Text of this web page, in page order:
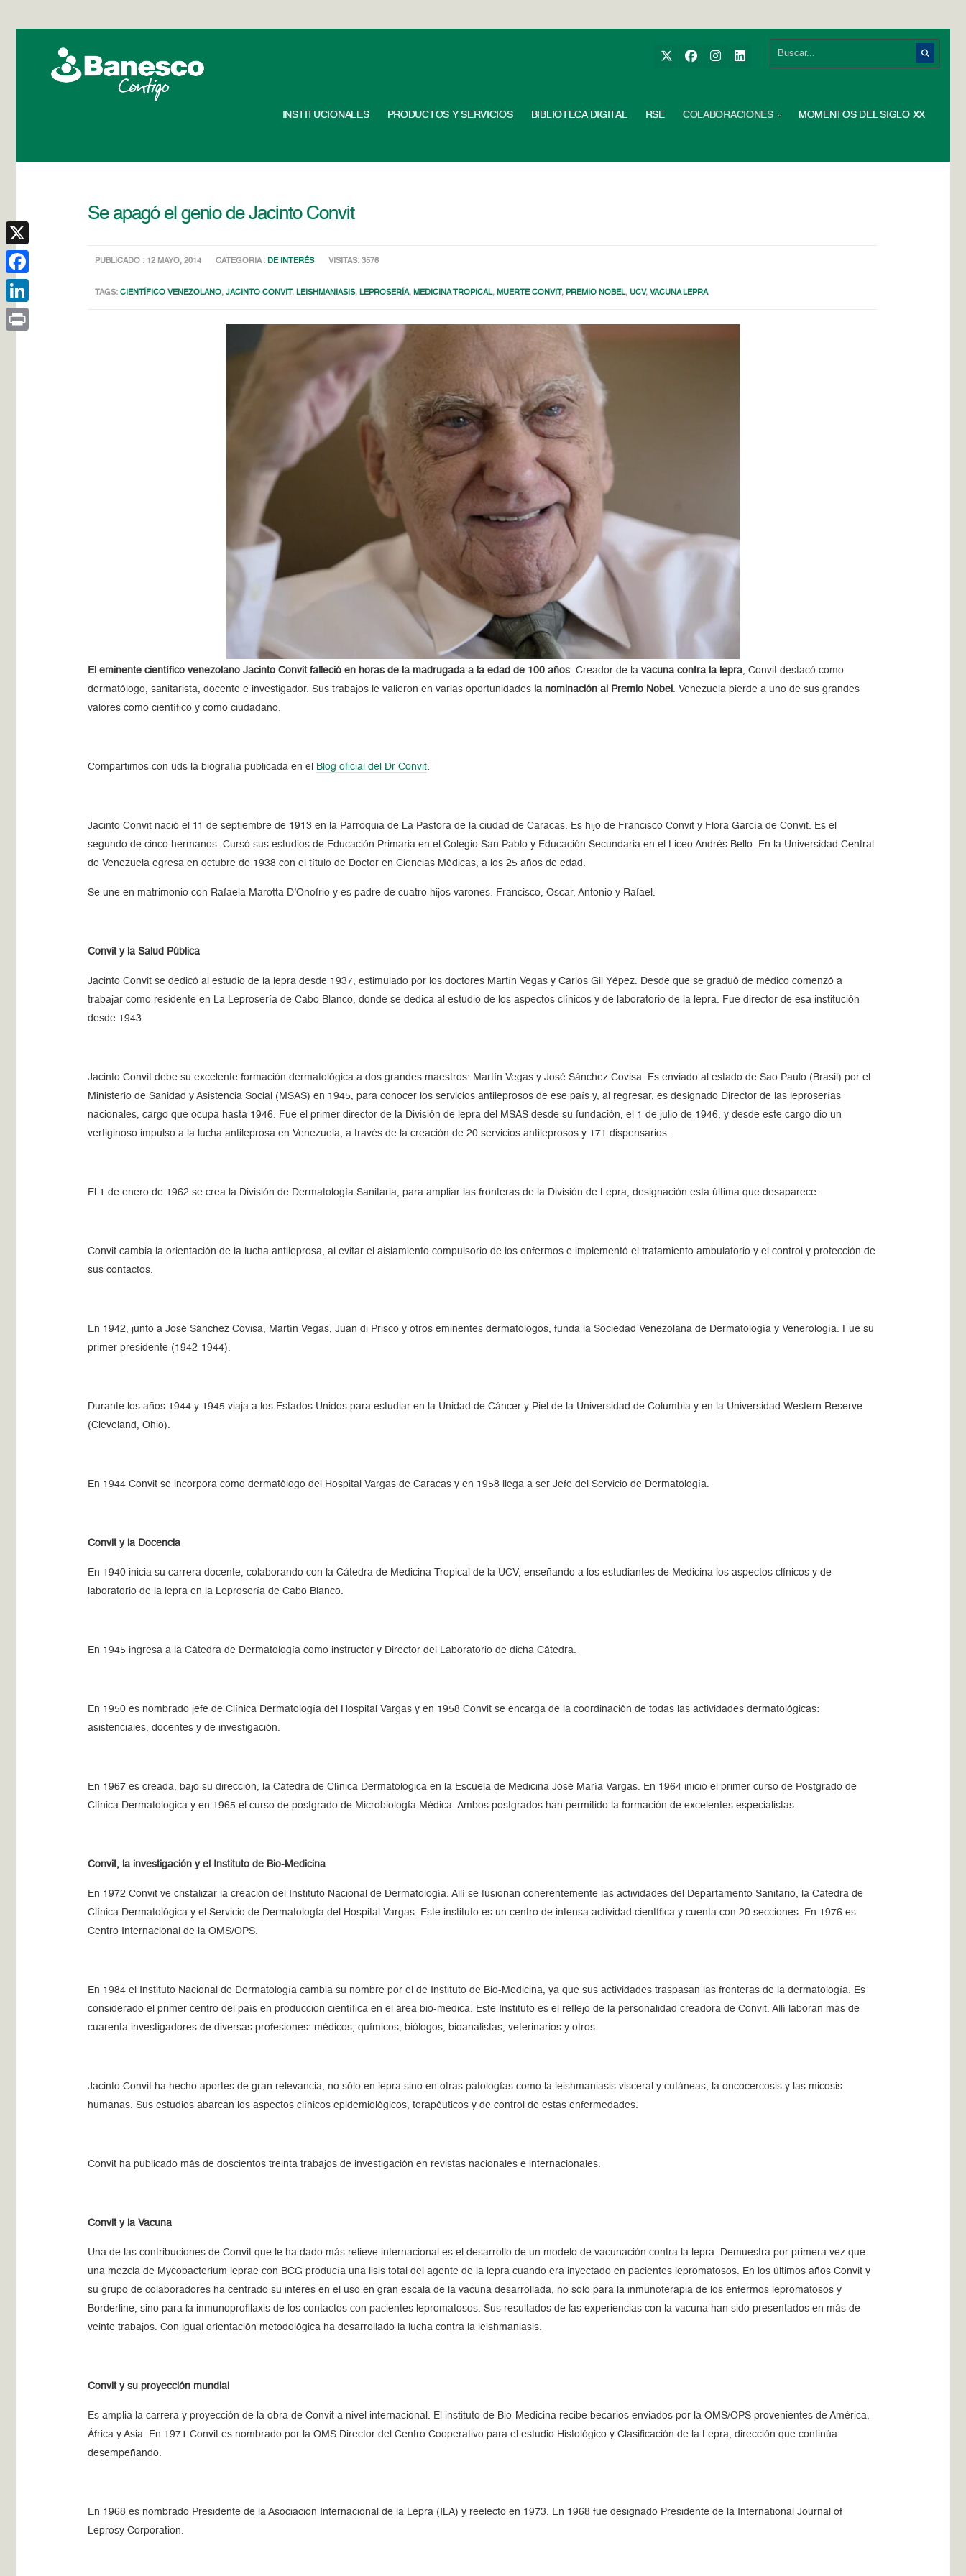
INSTITUCIONALES PRODUCTOS Y SERVICIOS BIBLIOTECA DIGITAL RSE COLABORACIONES MOMENTOS DEL SIGLO XX
Se apagó el genio de Jacinto Convit
PUBLICADO : 12 MAYO, 2014 CATEGORIA : DE INTERÉS VISITAS: 3576
TAGS:CIENTÍFICO VENEZOLANO,JACINTO CONVIT , LEISHMANIASIS, LEPROSERÍA, MEDICINA TROPICAL, MUERTE CONVIT , PREMIO NOBEL,UCV,VACUNA LEPRA
El eminente científico venezolano Jacinto Convit falleció en horas de la madrugada a la edad de 100 años . Creador de lavacuna contra la lepra , Convit destacó como
dermatólogo, sanitarista, docente e investigador. Sus trabajos le valieron en varias oportunidades la nominación al Premio Nobel
. Venezuela pierde a uno de sus grandes
valores como científico y como ciudadano.
Compartimos con uds la biografía publicada en el Blog oficial del Dr Convit:
Jacinto Convit nació el 11 de septiembre de 1913 en la Parroquia de La Pastora de la ciudad de Caracas. Es hijo de Francisco Convit y Flora García de Convit. Es el
segundo de cinco hermanos. Cursó sus estudios de Educación Primaria en el Colegio San Pablo y Educación Secundaria en el Liceo Andrés Bello. En la Universidad Central
de Venezuela egresa en octubre de 1938 con el título de Doctor en Ciencias Médicas, a los 25 años de edad.
Se une en matrimonio con Rafaela Marotta D’Onofrio y es padre de cuatro hijos varones: Francisco, Oscar, Antonio y Rafael.
Convit y la Salud Pública
Jacinto Convit se dedicó al estudio de la lepra desde 1937, estimulado por los doctores Martín Vegas y Carlos Gil Yépez. Desde que se graduó de médico comenzó a
trabajar como residente en La Leprosería de Cabo Blanco, donde se dedica al estudio de los aspectos clínicos y de laboratorio de la lepra. Fue director de esa institución
desde 1943.
Jacinto Convit debe su excelente formación dermatológica a dos grandes maestros: Martín Vegas y José Sánchez Covisa. Es enviado al estado de Sao Paulo (Brasil) por el
Ministerio de Sanidad y Asistencia Social (MSAS) en 1945, para conocer los servicios antileprosos de ese país y, al regresar, es designado Director de las leproserías
nacionales, cargo que ocupa hasta 1946. Fue el primer director de la División de lepra del MSAS desde su fundación, el 1 de julio de 1946, y desde este cargo dio un
vertiginoso impulso a la lucha antileprosa en Venezuela, a través de la creación de 20 servicios antileprosos y 171 dispensarios.
El 1 de enero de 1962 se crea la División de Dermatología Sanitaria, para ampliar las fronteras de la División de Lepra, designación esta última que desaparece.
Convit cambia la orientación de la lucha antileprosa, al evitar el aislamiento compulsorio de los enfermos e implementó el tratamiento ambulatorio y el control y protección de
sus contactos.
En 1942, junto a José Sánchez Covisa, Martín Vegas, Juan di Prisco y otros eminentes dermatólogos, funda la Sociedad Venezolana de Dermatología y Venerología. Fue su
primer presidente (1942-1944).
Durante los años 1944 y 1945 viaja a los Estados Unidos para estudiar en la Unidad de Cáncer y Piel de la Universidad de Columbia y en la Universidad Western Reserve
(Cleveland, Ohio).
En 1944 Convit se incorpora como dermatólogo del Hospital Vargas de Caracas y en 1958 llega a ser Jefe del Servicio de Dermatología.
Convit y la Docencia
En 1940 inicia su carrera docente, colaborando con la Cátedra de Medicina Tropical de la UCV, enseñando a los estudiantes de Medicina los aspectos clínicos y de
laboratorio de la lepra en la Leprosería de Cabo Blanco.
En 1945 ingresa a la Cátedra de Dermatología como instructor y Director del Laboratorio de dicha Cátedra.
En 1950 es nombrado jefe de Clínica Dermatología del Hospital Vargas y en 1958 Convit se encarga de la coordinación de todas las actividades dermatológicas:
asistenciales, docentes y de investigación.
En 1967 es creada, bajo su dirección, la Cátedra de Clínica Dermatólogica en la Escuela de Medicina José María Vargas. En 1964 inició el primer curso de Postgrado de
Clínica Dermatologica y en 1965 el curso de postgrado de Microbiología Médica. Ambos postgrados han permitido la formación de excelentes especialistas.
Convit, la investigación y el Instituto de Bio-Medicina
En 1972 Convit ve cristalizar la creación del Instituto Nacional de Dermatología. Allí se fusionan coherentemente las actividades del Departamento Sanitario, la Cátedra de
Clínica Dermatológica y el Servicio de Dermatología del Hospital Vargas. Este instituto es un centro de intensa actividad científica y cuenta con 20 secciones. En 1976 es
Centro Internacional de la OMS/OPS.
En 1984 el Instituto Nacional de Dermatología cambia su nombre por el de Instituto de Bio-Medicina, ya que sus actividades traspasan las fronteras de la dermatología. Es
considerado el primer centro del país en producción científica en el área bio-médica. Este Instituto es el reflejo de la personalidad creadora de Convit. Allí laboran más de
cuarenta investigadores de diversas profesiones: médicos, químicos, biólogos, bioanalistas, veterinarios y otros.
Jacinto Convit ha hecho aportes de gran relevancia, no sólo en lepra sino en otras patologías como la leishmaniasis visceral y cutáneas, la oncocercosis y las micosis
humanas. Sus estudios abarcan los aspectos clínicos epidemiológicos, terapéuticos y de control de estas enfermedades.
Convit ha publicado más de doscientos treinta trabajos de investigación en revistas nacionales e internacionales.
Convit y la Vacuna
Una de las contribuciones de Convit que le ha dado más relieve internacional es el desarrollo de un modelo de vacunación contra la lepra. Demuestra por primera vez que
una mezcla de Mycobacterium leprae con BCG producía una lisis total del agente de la lepra cuando era inyectado en pacientes lepromatosos. En los últimos años Convit y
su grupo de colaboradores ha centrado su interés en el uso en gran escala de la vacuna desarrollada, no sólo para la inmunoterapia de los enfermos lepromatosos y
Borderline, sino para la inmunoprofilaxis de los contactos con pacientes lepromatosos. Sus resultados de las experiencias con la vacuna han sido presentados en más de
veinte trabajos. Con igual orientación metodológica ha desarrollado la lucha contra la leishmaniasis.
Convit y su proyección mundial
Es amplia la carrera y proyección de la obra de Convit a nivel internacional. El instituto de Bio-Medicina recibe becarios enviados por la OMS/OPS provenientes de América,
África y Asia. En 1971 Convit es nombrado por la OMS Director del Centro Cooperativo para el estudio Histológico y Clasificación de la Lepra, dirección que continúa
desempeñando.
En 1968 es nombrado Presidente de la Asociación Internacional de la Lepra (ILA) y reelecto en 1973. En 1968 fue designado Presidente de la International Journal of
Leprosy Corporation.
X
Facebook
LinkedIn